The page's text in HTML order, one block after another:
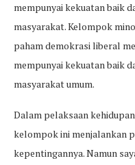
mempunyai kekuatan baik
masyarakat. Kelompok
paham demokrasi liberal
mempunyai kekuatan baik
masyarakat umum.
Dalam pelaksaan
kelompok ini menjalankan
kepentingannya. Namun